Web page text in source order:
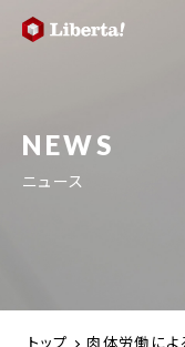
NEWS
ニュース
トップ 肉体労働によ